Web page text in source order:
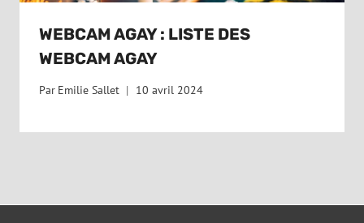
WEBCAM AGAY : LISTE DES
WEBCAM AGAY
Par Emilie Sallet 10 avril 2024